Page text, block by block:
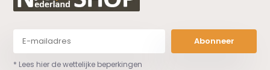
Abonneer
* Lees hier de wettelijke beperkingen